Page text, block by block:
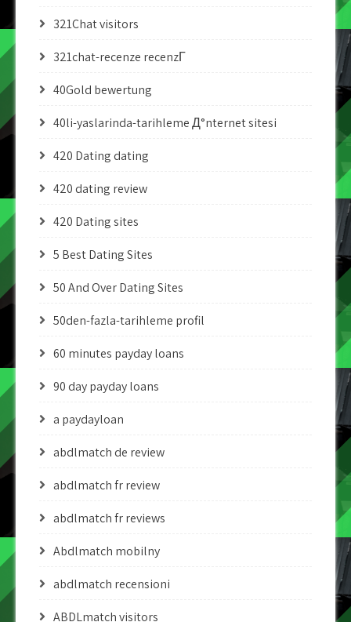
321Chat visitors
321chat-recenze recenzГ­
40Gold bewertung
40li-yaslarinda-tarihleme Д°nternet sitesi
420 Dating dating
420 dating review
420 Dating sites
5 Best Dating Sites
50 And Over Dating Sites
50den-fazla-tarihleme profil
60 minutes payday loans
90 day payday loans
a paydayloan
abdlmatch de review
abdlmatch fr review
abdlmatch fr reviews
Abdlmatch mobilny
abdlmatch recensioni
ABDLmatch visitors